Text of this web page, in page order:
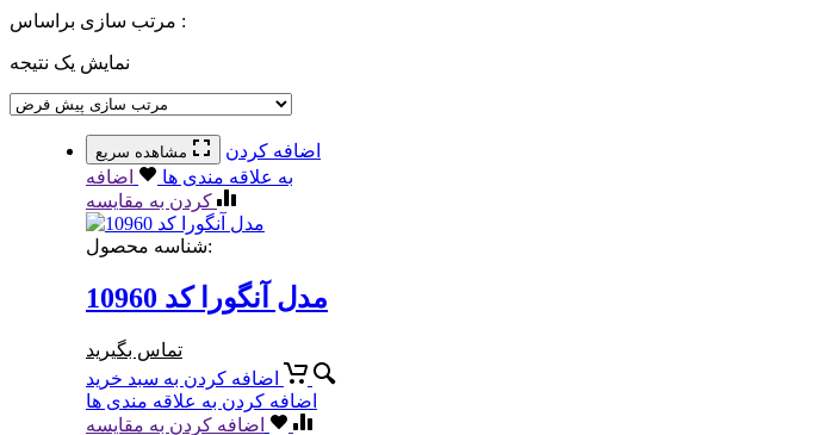
مرتب سازی براساس :
نمایش یک نتیجه
مشاهده سریع
اضافه کردن
به علاقه مندی ها
اضافه
کردن به مقایسه
شناسه محصول:
مدل آنگورا کد 10960
تماس بگیرید
اضافه کردن به سبد خرید
اضافه کردن به علاقه مندی ها
اضافه کردن به مقایسه